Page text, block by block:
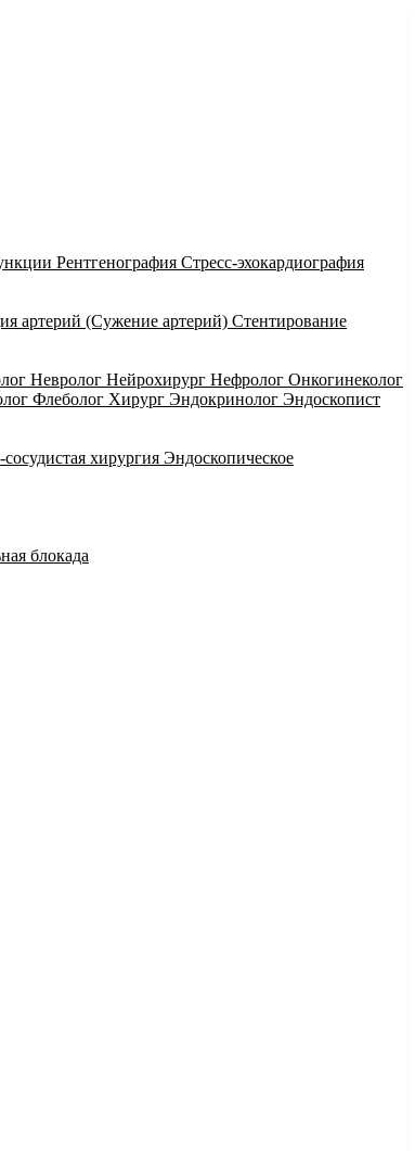
Рентгенография Стресс-эхокардиография
артерий (Сужение артерий) Стентирование
Невролог Нейрохирург Нефролог Онкогинеколог
Флеболог Хирург Эндокринолог Эндоскопист
хирургия Эндоскопическое
блокада